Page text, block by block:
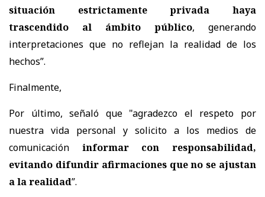
situación estrictamente privada haya
trascendido al ámbito público, generando
interpretaciones que no reflejan la realidad de los
hechos”.
Finalmente,
Por último, señaló que "agradezco el respeto por
nuestra vida personal y solicito a los medios de
comunicación informar con responsabilidad,
evitando difundir afirmaciones que no se ajustan
a la realidad”.